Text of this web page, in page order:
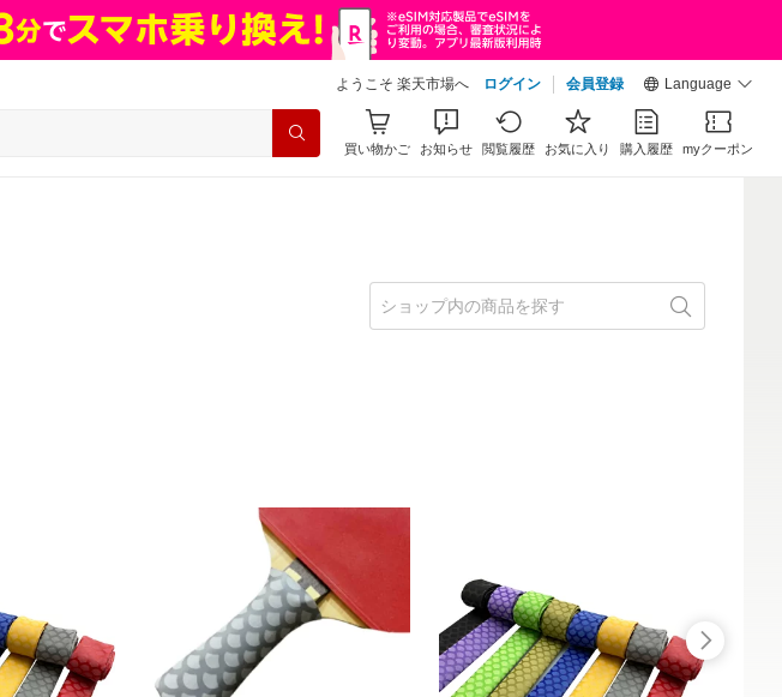
ようこそ 楽天市場へ ログイン 会員登録 Language
買い物かご お知らせ 閲覧履歴 お気に入り 購入履歴 myクーポン